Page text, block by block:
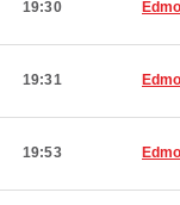
19:30
19:31
19:53